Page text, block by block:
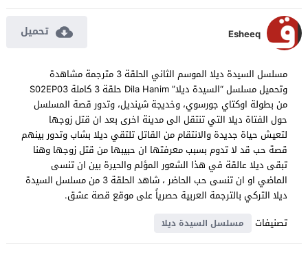
Esheeq تحميل
مسلسل السيدة ديلا الموسم الثاني الحلقة 3 مترجمة مشاهدة
وتحميل مسلسل “السيدة ديلا” Dila Hanim حلقة 3 كاملة S02EP03
من بطولة اوكتاي جورسوي، وخديجة شينديل، وتدور قصة المسلسل
حول الفتاة ديلا التي تنتقل الى مدينة اخرى بعد ان قتل زوجها
لتعيش حياة جديدة والانتقام من القاتل تلتقي ديلا بشاب وتدور بينهم
قصة حب قد لا تدوم بسبب معرفتها ان حبيبها من قتل زوجها وهنا
تبقى ديلا عالقة في هذا الشعور المؤلم والحيرة بين ان تنسى
الماضي او ان تنسى حب الحاضر ، شاهد الحلقة 3 من مسلسل السيدة
ديلا التركي بالترجمة العربية حصرياً على موقع قصة عشق.
تصنيفات
مسلسل السيدة ديلا